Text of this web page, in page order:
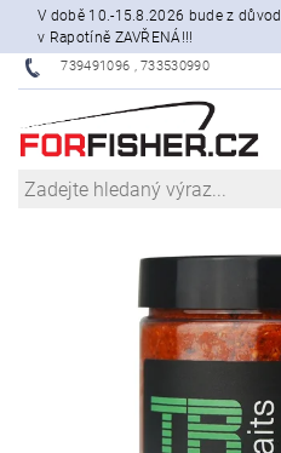
V době 10.-15.8.2026 bude z
v Rapotíně ZAVŘENÁ!!!
739491096 , 733530990